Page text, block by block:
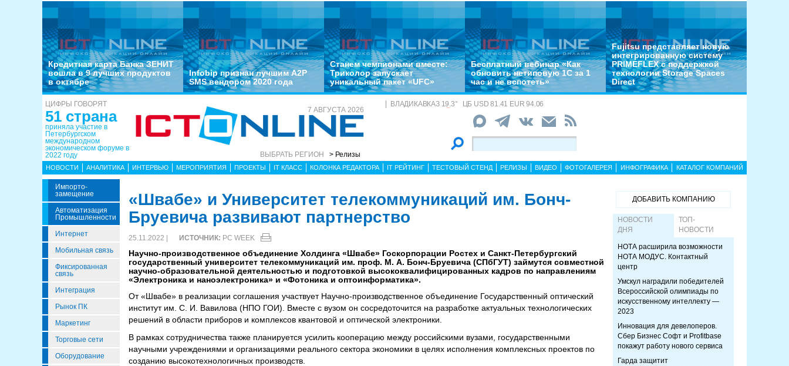
Кредитная карта Банка ЗЕНИТ
вошла в 9 лучших продуктов
в октябре
Infobip признан лучшим A2P
SMS вендором 2020 года
Станем чемпионами вместе:
Триколор запускает
уникальный пакет «UFC»
Бесплатный вебинар «Как
обновить нетиповую 1С за 1
час и не вспотеть»
Fujitsu представляет новую
интегрированную систему
PRIMEFLEX с поддержкой
технологии Storage Spaces
Direct
ЦИФРЫ ГОВОРЯТ
51 страна
приняла участие в
Петербургском
международном
экономическом форуме в
2022 году
7 АВГУСТА 2026
ВЫБРАТЬ РЕГИОН > Релизы
ВЛАДИКАВКАЗ 19.3° ЦБ USD 81.41 EUR 94.06
НОВОСТИ АНАЛИТИКА ИНТЕРВЬЮ МЕРОПРИЯТИЯ ПРОЕКТЫ IT КЛАСС КОЛОНКА РЕДАКТОРА IT РЕЙТИНГ ТЕСТОВЫЙ СТЕНД РЕЛИЗЫ ВИДЕО ФОТОГАЛЕРЕЯ ИНФОГРАФИКА КАТАЛОГ КОМПАНИЙ
Импорто­
Замещение
Автоматизация
Промышленности
Интернет
Мобильная связь
Фиксированная
связь
Интеграция
Рынок ПК
Маркетинг
Торговые сети
Оборудование
«Швабе» и Университет телекоммуникаций им. Бонч-
Бруевича развивают партнерство
25.11.2022 | ИСТОЧНИК: PC WEEK
Научно-производственное объединение Холдинга «Швабе» Госкорпорации Ростех и Санкт-Петербургский
государственный университет телекоммуникаций им. проф. М. А. Бонч-Бруевича (СПбГУТ) займутся совместной
научно-образовательной деятельностью и подготовкой высококвалифицированных кадров по направлениям
«Электроника и наноэлектроника» и «Фотоника и оптоинформатика».
От «Швабе» в реализации соглашения участвует Научно-производственное объединение Государственный оптический
институт им. С. И. Вавилова (НПО ГОИ). Вместе с вузом он сосредоточится на разработке актуальных технологических
решений в области приборов и комплексов квантовой и оптической электроники.
В рамках сотрудничества также планируется усилить кооперацию между российскими вузами, государственными
научными учреждениями и организациями реального сектора экономики в целях исполнения комплексных проектов по
созданию высокотехнологичных производств.
ДОБАВИТЬ КОМПАНИЮ
НОВОСТИ
ДНЯ
ТОП-
НОВОСТИ
НОТА расширила возможности
НОТА МОДУС. Контактный
центр
Умскул наградили победителей
Всероссийской олимпиады по
искусственному интеллекту —
2023
Инновация для девелоперов.
Сбер Бизнес Софт и Profitbase
покажут работу нового сервиса
Гарда защитит